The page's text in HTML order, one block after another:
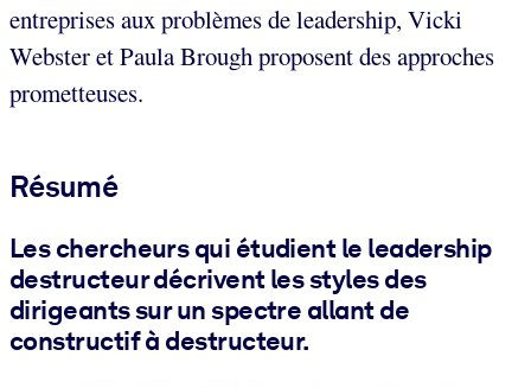
entreprises aux problèmes de leadership, Vicki
Webster et Paula Brough proposent des approches
prometteuses.
Résumé
Les chercheurs qui étudient le leadership
destructeur décrivent les styles des
dirigeants sur un spectre allant de
constructif à destructeur.